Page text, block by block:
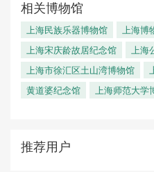
相关博物馆
上海民族乐器博物馆 上海博
上海宋庆龄故居纪念馆
上
上海市徐汇区土山湾博物馆
黄道婆纪念馆
上海师范大学
推荐用户